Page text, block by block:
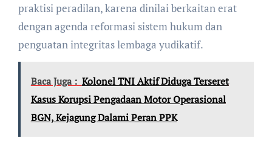
praktisi peradilan, karena dinilai berkaitan erat
dengan agenda reformasi sistem hukum dan
penguatan integritas lembaga yudikatif.
Baca Juga : Kolonel TNI Aktif Diduga Terseret
Kasus Korupsi Pengadaan Motor Operasional
BGN, Kejagung Dalami Peran PPK